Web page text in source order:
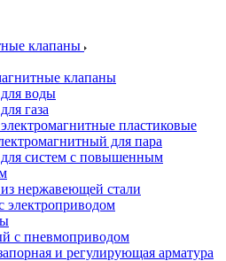
клапаны
клапаны
воды
газа
пластиковые
для пара
систем с повышенным
нержавеющей стали
электроприводом
с пневмоприводом
и регулирующая арматура